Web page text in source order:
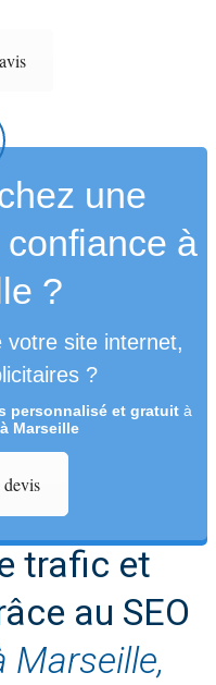
une
à
?
votre site internet,
?
personnalisé et gratuità
Marseille
trafic et
au SEO
Marseille,